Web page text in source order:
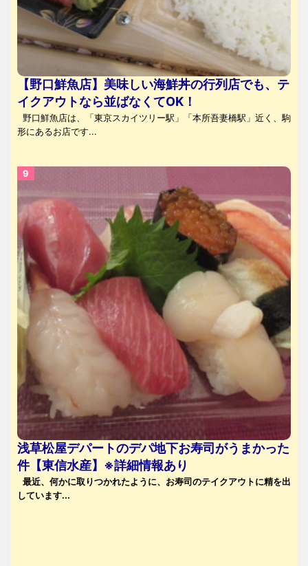
【野口鮮魚店】美味しい海鮮丼の行列店でも、テ
イクアウトなら並ばなくてOK！
野口鮮魚店は、「東京スカイツリー駅」「本所吾妻橋駅」近く、駒
形にあるお店です...
浅草松屋デパートのデパ地下お寿司がうまかった
件【東信水産】※詳細情報あり
最近、何かに取りつかれたように、お寿司のテイクアウトに精を出
しています...